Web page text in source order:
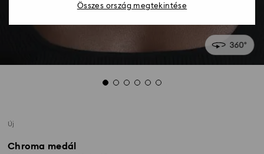
Új
Chroma medál
Összes ország megtekintése